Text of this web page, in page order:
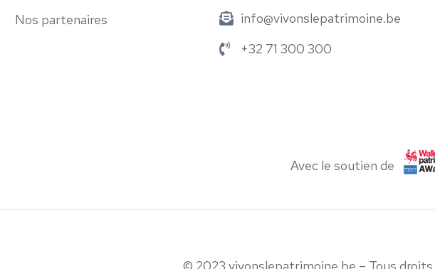
Nos partenaires
info@vivonslepatrimoine.be
+32 71 300 300
Avec le soutien de